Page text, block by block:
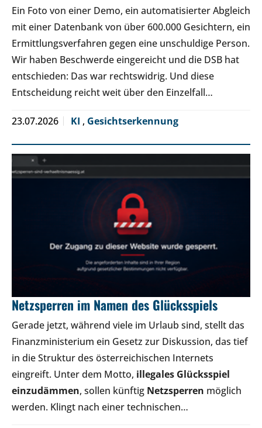
Ein Foto von einer Demo, ein automatisierter Abgleich
mit einer Datenbank von über 600.000 Gesichtern, ein
Ermittlungsverfahren gegen eine unschuldige Person.
Wir haben Beschwerde eingereicht und die DSB hat
entschieden: Das war rechtswidrig. Und diese
Entscheidung reicht weit über den Einzelfall…
23.07.2026 KI , Gesichtserkennung
Netzsperren im Namen des Glücksspiels
Gerade jetzt, während viele im Urlaub sind, stellt das
Finanzministerium ein Gesetz zur Diskussion, das tief
in die Struktur des österreichischen Internets
eingreift. Unter dem Motto, illegales Glücksspiel
einzudämmen, sollen künftig Netzsperren möglich
werden. Klingt nach einer technischen…